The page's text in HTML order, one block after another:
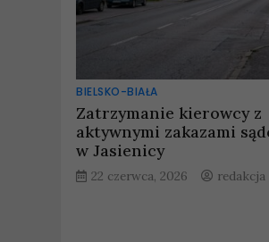
BIELSKO-BIAŁA
Zatrzymanie kierowcy z
aktywnymi zakazami
w Jasienicy
22 czerwca, 2026 redakcja